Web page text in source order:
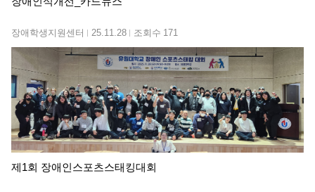
장애학생지원센터 25.11.28 조회수 171
제1회 장애인스포츠스태킹대회